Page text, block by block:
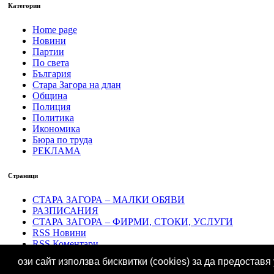
ози сайт използва бисквитки (cookies) за да
Категории
Home page
Новини
Партии
По света
България
Стара Загора на длан
Община
Полиция
Политика
Икономика
Бюра по труда
РЕКЛАМА
Страници
СТАРА ЗАГОРА – МАЛКИ ОБЯВИ
РАЗПИСАНИЯ
СТАРА ЗАГОРА – ФИРМИ, СТОКИ, УСЛУГИ
RSS Новини
RSS Коментари
Връщане в началото